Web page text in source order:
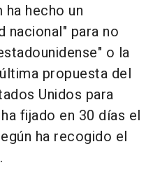
ha hecho un
nacional" para no
o la
propuesta del
Unidos para
fijado en 30 días el
ha recogido el